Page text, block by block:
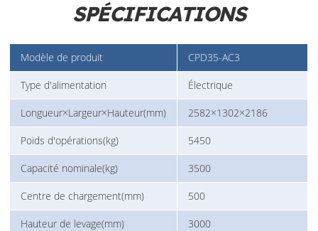
SPÉCIFICATIONS
Modèle de produit CPD35-AC3
Type d'alimentation Électrique
Longueur×Largeur×Hauteur(mm) 2582×1302×2186
Poids d'opérations(kg) 5450
Capacité nominale(kg) 3500
Centre de chargement(mm) 500
Hauteur de levage(mm) 3000